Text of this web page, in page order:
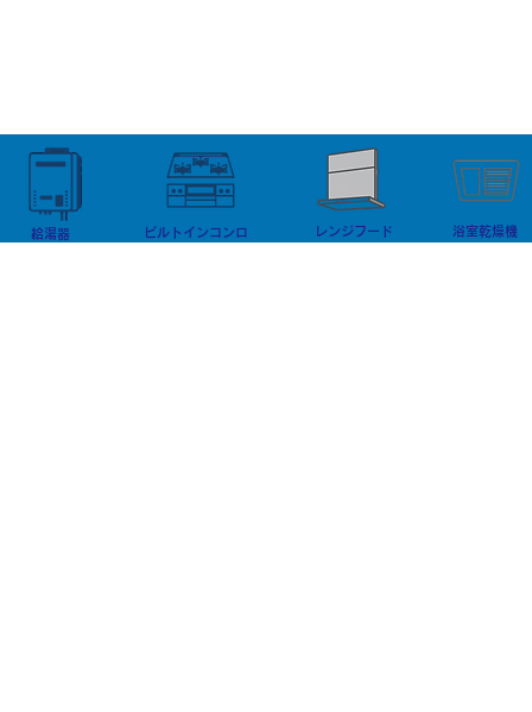
事当日に中止や延期になる原因の
多くは、 工事前には十分に把握
できていなかった 現場状況にあ
ります。 写真だけの見積りでは
せん。 現場によって必要な資格
が異なるた
査がとても
給湯器 ビルトインコンロ レンジフード 浴室乾燥機